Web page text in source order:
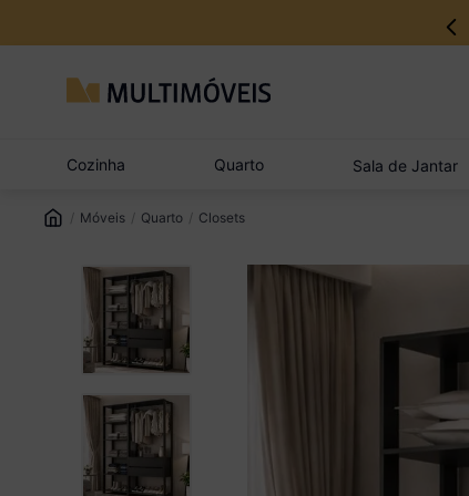
Cozinha Quarto Sala de Jantar
Móveis Quarto Closets